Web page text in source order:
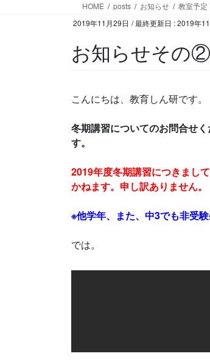
HOME posts お知らせ 教室予定
2019年11月29日 / 最終更新日 :2019年
お知らせその
こんにちは、教育しん研です。
冬期講習についてのお問合せ
す。
2019年度冬期講習につきまし
かねます。申し訳ありません。
※他学年、また、中3でも非受
では。